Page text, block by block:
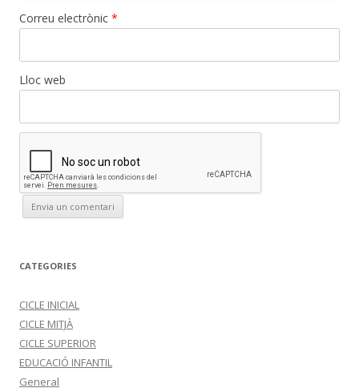
Correu electrònic *
Lloc web
CATEGORIES
CICLE INICIAL
CICLE MITJÀ
CICLE SUPERIOR
EDUCACIÓ INFANTIL
General